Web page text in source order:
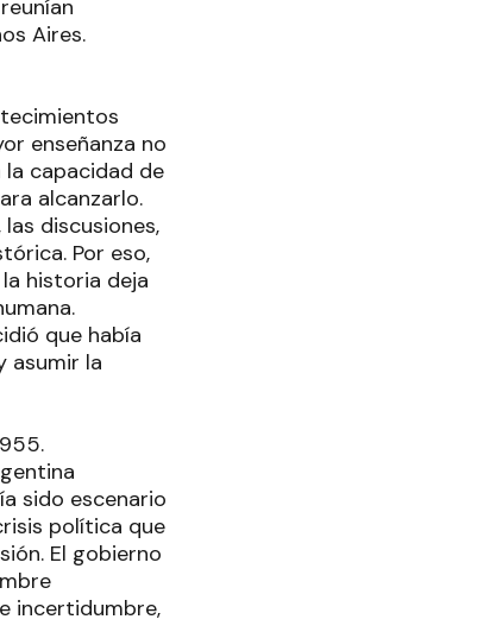
Aires.
enseñanza no
capacidad de
alcanzarlo.
discusiones,
Por eso,
historia deja
que había
asumir la
sido escenario
política que
El gobierno
incertidumbre,